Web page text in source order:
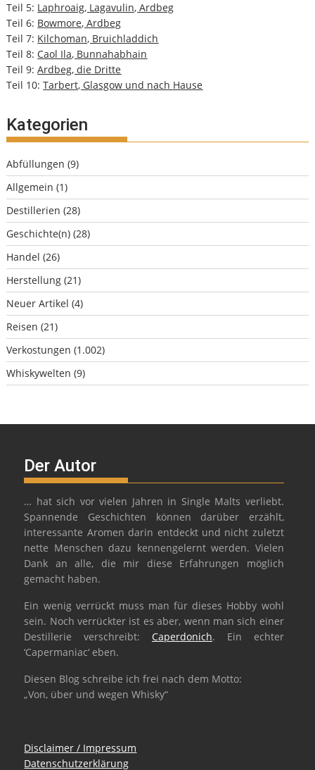
Teil 5: Laphroaig, Lagavulin, Ardbeg
Teil 6: Bowmore, Ardbeg
Teil 7: Kilchoman, Bruichladdich
Teil 8: Caol Ila, Bunnahabhain
Teil 9:Ardbeg, die Dritte
Teil 10:Tarbert, Glasgow und nach Hause
Kategorien
Abfüllungen (9)
Allgemein (1)
Destillerien (28)
Geschichte(n) (28)
Handel (26)
Herstellung (21)
Neuer Artikel (4)
Reisen (21)
Verkostungen (1.002)
Whiskywelten (9)
Der Autor
… hat sich vor vielen Jahren in Single Malts verliebt.
Spannende Geschichten können darüber erzählt,
interessante Aromen darin entdeckt und nicht zuletzt
nette Menschen dazu kennengelernt werden. Vielen
Dank an alle, die mir diese Erfahrungen möglich
gemacht haben.
Ein wenig verrückt muss man für dieses Hobby wohl
sein. Noch verrückter ist es aber, wenn man sich einer
Destillerie verschreibt: Caperdonich. Ein echter
‘Capermaniac‘ eben.
Diesen Blog schreibe ich frei nach dem Motto:
„Von, über und wegen Whisky“
Disclaimer / Impressum
Datenschutzerklärung